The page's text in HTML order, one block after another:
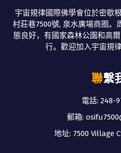
宇宙規律國際佛學會位於密歇
村莊巷7500號, 泉水廣場商圈。
態良好，有國家森林公園和高
行。歡迎加入宇宙規
聯
電話: 248-
郵箱:
地址: 7500 Village